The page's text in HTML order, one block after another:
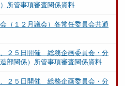
所管事項審査関係資料
（１２月議会）各常任委員会共通
２５日開催 総務企画委員会・分
部関係）所管事項審査関係資料
２５日開催 総務企画委員会・分